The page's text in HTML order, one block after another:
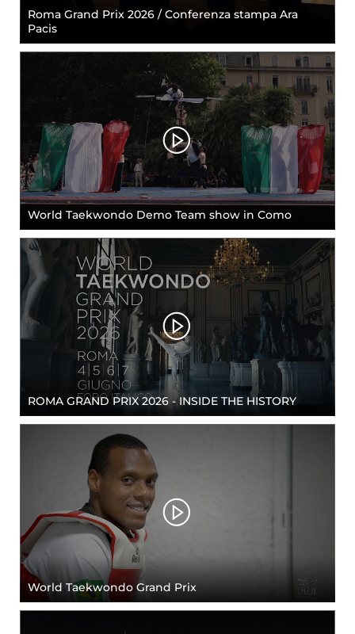
Roma Grand Prix 2026 / Conferenza stampa Ara
Pacis
World Taekwondo Demo Team show in Como
ROMA GRAND PRIX 2026 - INSIDE THE HISTORY
World Taekwondo Grand Prix